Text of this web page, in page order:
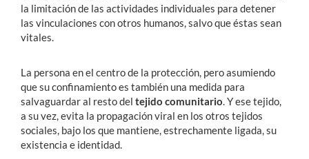
la limitación de las actividades individuales para detener
las vinculaciones con otros humanos, salvo que éstas sean
vitales.
La persona en el centro de la protección, pero asumiendo
que su confinamiento es también una medida para
salvaguardar al resto del tejido comunitario. Y ese tejido,
a su vez, evita la propagación viral en los otros tejidos
sociales, bajo los que mantiene, estrechamente ligada, su
existencia e identidad.